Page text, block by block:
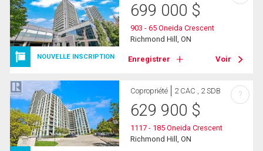
NOUVELLE INSCRIPTION
699 000 $
903 - 65 Oneida Crescent
Richmond Hill, ON
Enregistrer Voir
Copropriété 2 CAC , 2 SDB
629 900 $
1117 - 185 Oneida Crescent
Richmond Hill, ON
?